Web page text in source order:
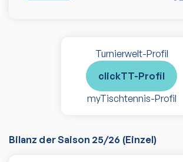
Turnierwelt-Profil
clickTT-Profil
myTischtennis-Profil
Bilanz der Saison 25/26 (Einzel)